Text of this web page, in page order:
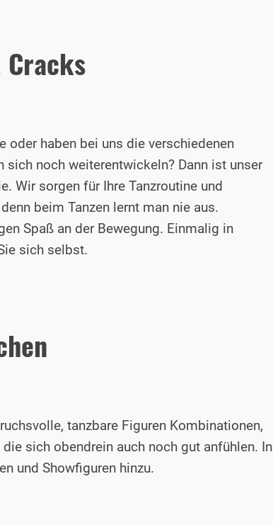
oder haben bei uns die verschiedenen
noch weiterentwickeln? Dann ist unser
Wir sorgen für Ihre Tanzroutine und
beim Tanzen lernt man nie aus.
Spaß an der Bewegung. Einmalig in
sich selbst.
tanzbare Figuren Kombinationen,
sich obendrein auch noch gut anfühlen. In
und Showfiguren hinzu.